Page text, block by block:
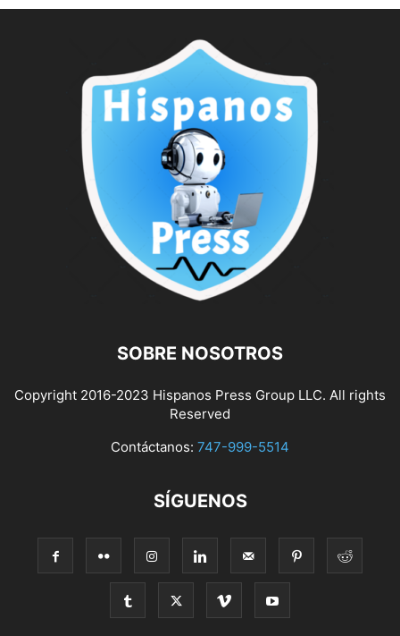
SOBRE NOSOTROS
Copyright 2016-2023 Hispanos Press Group LLC. All rights
Reserved
Contáctanos: 747-999-5514
SÍGUENOS